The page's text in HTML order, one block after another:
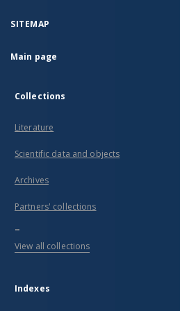
SITEMAP
Main page
Collections
Literature
Scientific data and objects
Archives
Partners' collections
...
View all collections
Indexes